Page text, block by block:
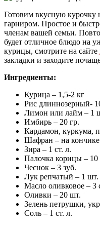
Готовим вкусную курочку
гарниром. Простое и
членам вашей семьи.
будет отличное блюдо на
курицы, смотрите на сайте
закладки и заходите
Ингредиенты:
Курица – 1,5-2 кг
Рис длиннозерный-
Лимон или лайм – 1
Имбирь – 20 гр.
Кардамон, куркума,
Шафран – на
Зира – 1 ст. л.
Палочка корицы – 10
Чеснок – 3 зуб.
Лук репчатый – 1 шт.
Масло оливковое – 3
Оливки – 20 шт.
Зелень петрушки,
Соль – 1 ст. л.